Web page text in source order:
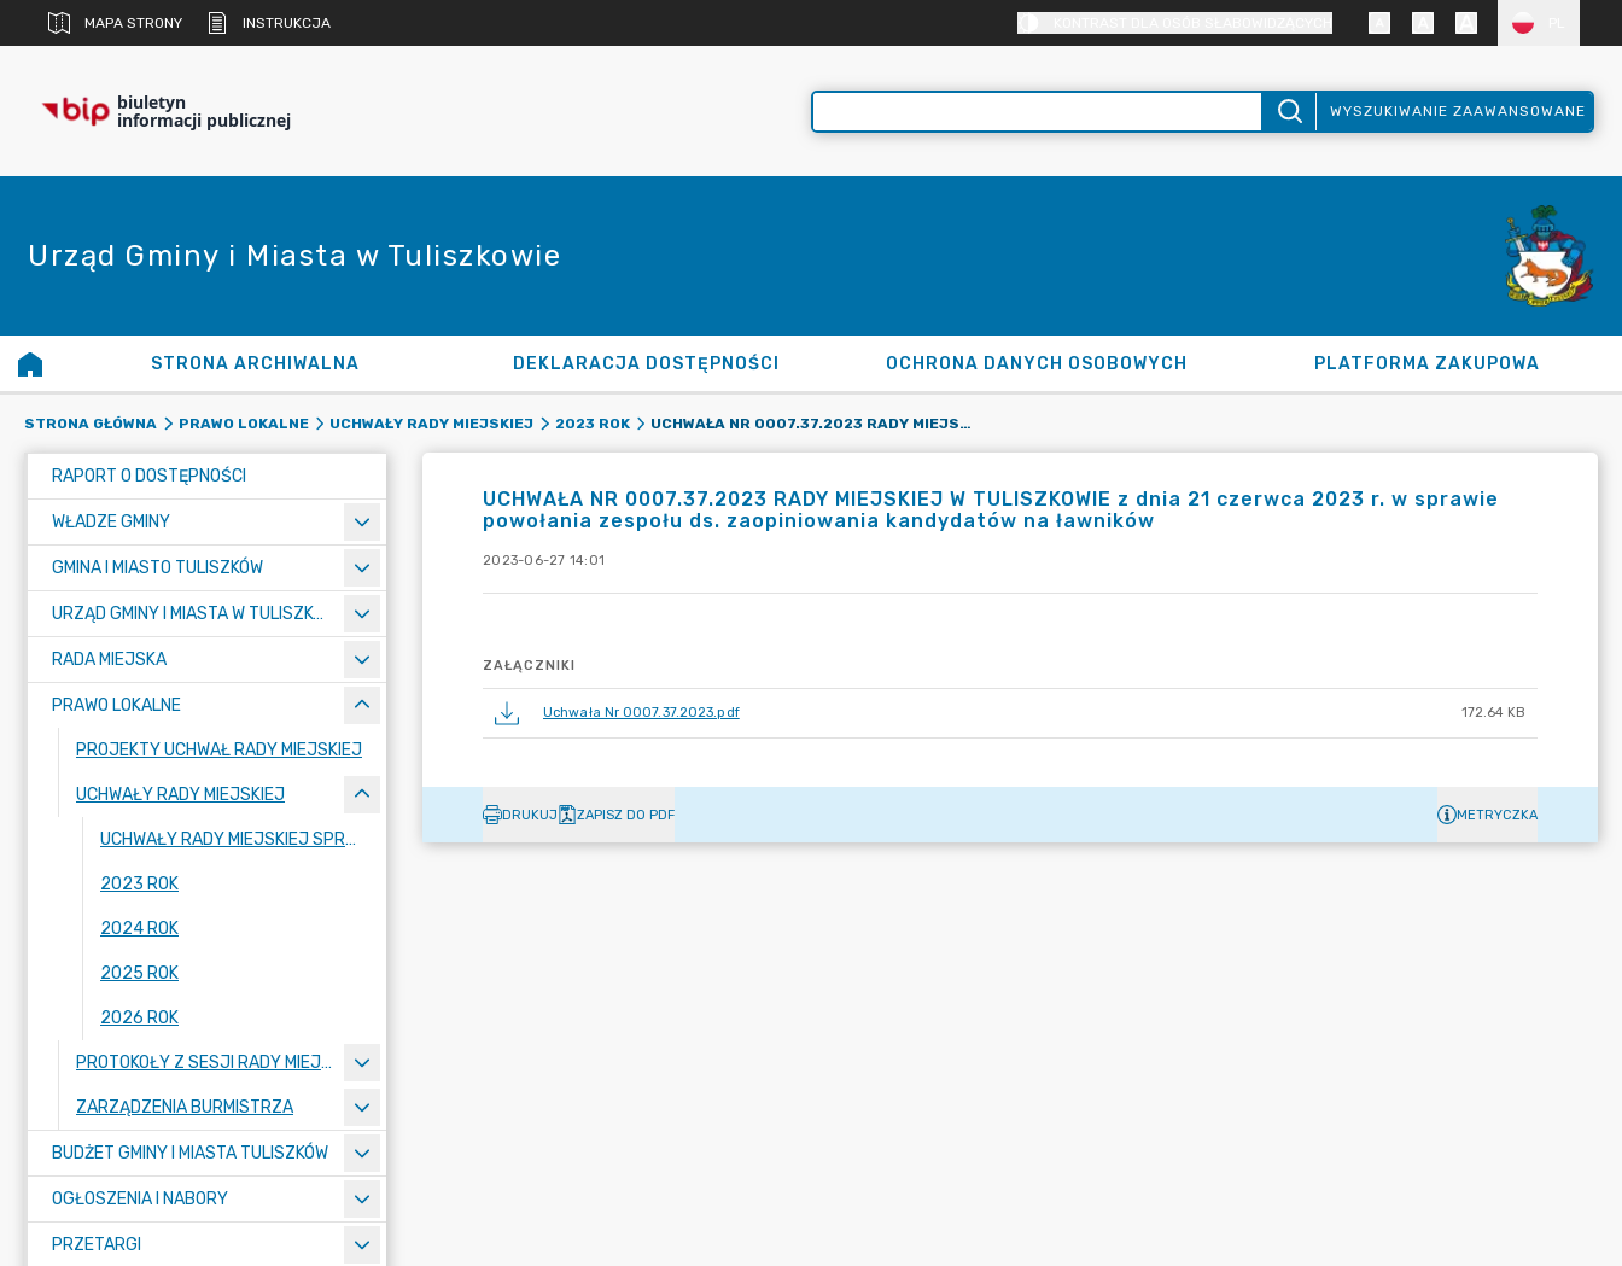
MAPA STRONY INSTRUKCJA
biuletyn
informacji publicznej WYSZUKIWANIE ZAAWANSOWANE
Urząd Gminy i Miasta w Tuliszkowie
STRONA ARCHIWALNA DEKLARACJA DOSTĘPNOŚCI OCHRONA DANYCH OSOBOWYCH PLATFORMA ZAKUPOWA
STRONA GŁÓWNA PRAWO LOKALNE UCHWAŁY RADY MIEJSKIEJ 2023 ROK UCHWAŁA NR 0007.37.2023 RADY MIEJSKIEJ W TULISZKOWIE Z DNIA 21 CZERWCA 2023 R. W SPRAWIE POWOŁANIA ZESPOŁU DS. ZAOPINIOWANIA KANDYDATÓW NA ŁAWNIKÓW
RAPORT O DOSTĘPNOŚCI
WŁADZE GMINY
GMINA I MIASTO TULISZKÓW
URZĄD GMINY I MIASTA W TULISZKOWIE
RADA MIEJSKA
PRAWO LOKALNE
PROJEKTY UCHWAŁ RADY MIEJSKIEJ
UCHWAŁY RADY MIEJSKIEJ
UCHWAŁY RADY MIEJSKIEJ SPRZED ROKU 2023
2023 ROK
2024 ROK
2025 ROK
2026 ROK
PROTOKOŁY Z SESJI RADY MIEJSKIEJ
ZARZĄDZENIA BURMISTRZA
BUDŻET GMINY I MIASTA TULISZKÓW
OGŁOSZENIA I NABORY
PRZETARGI
UCHWAŁA NR 0007.37.2023 RADY MIEJSKIEJ W TULISZKOWIE z dnia 21 czerwca 2023 r. w sprawie
powołania zespołu ds. zaopiniowania kandydatów na ławników
2023-06-27 14:01
ZAŁĄCZNIKI
Uchwała Nr 0007.37.2023.pdf 172.64 KB
DRUKUJ ZAPISZ DO PDF METRYCZKA